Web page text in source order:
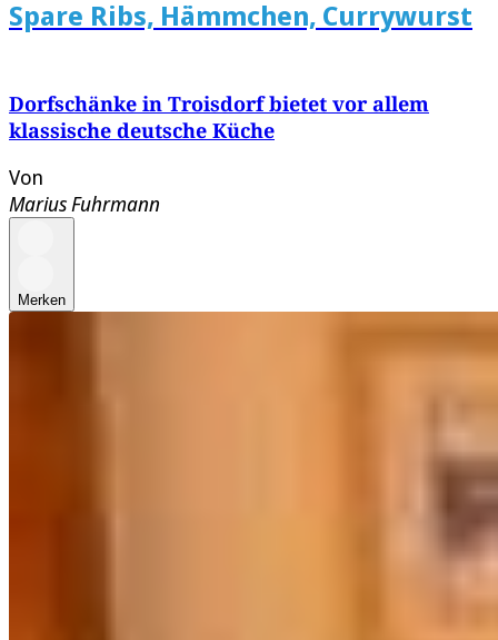
Spare Ribs, Hämmchen, Currywurst
Dorfschänke in Troisdorf bietet vor allem
klassische deutsche Küche
Von
Marius Fuhrmann
Merken